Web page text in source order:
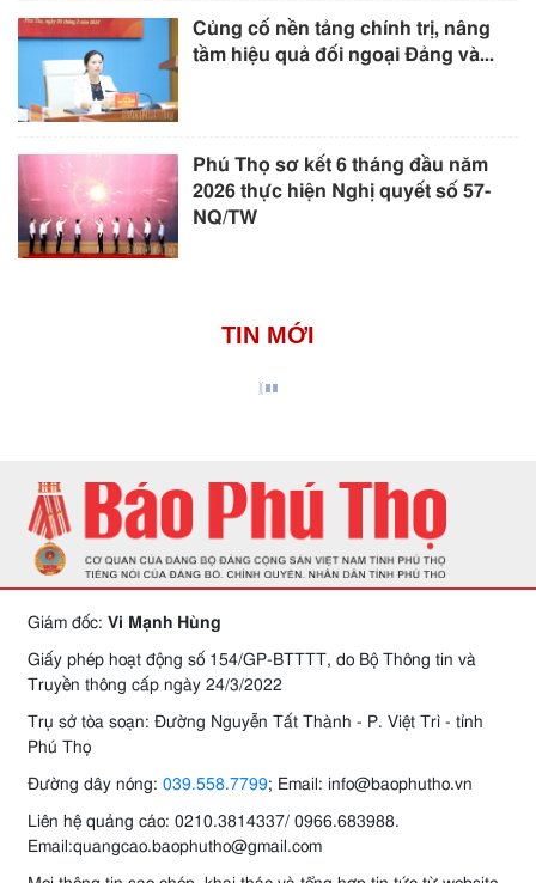
Củng cố nền tảng chính trị, nâng
tầm hiệu quả đối ngoại Đảng và...
Phú Thọ sơ kết 6 tháng đầu năm
2026 thực hiện Nghị quyết số 57-
NQ/TW
TIN MỚI
Giám đốc: Vi Mạnh Hùng
Giấy phép hoạt động số 154/GP-BTTTT, do Bộ Thông tin và
Truyền thông cấp ngày 24/3/2022
Trụ sở tòa soạn: Đường Nguyễn Tất Thành - P. Việt Trì - tỉnh
Phú Thọ
Đường dây nóng: 039.558.7799; Email: info@baophutho.vn
Liên hệ quảng cáo: 0210.3814337/ 0966.683988.
Email:quangcao.baophutho@gmail.com